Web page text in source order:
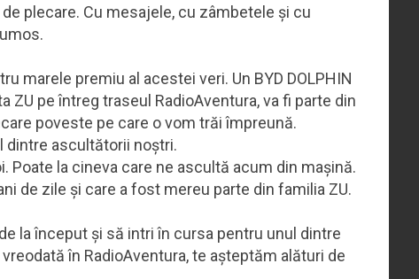
plecare. Cu mesajele, cu zâmbetele și cu
marele premiu al acestei veri. Un BYD DOLPHIN
ZU pe întreg traseul RadioAventura, va fi parte din
poveste pe care o vom trăi împreună.
dintre ascultătorii noștri.
Poate la cineva care ne ascultă acum din mașină.
de zile și care a fost mereu parte din familia ZU.
la început și să intri în cursa pentru unul dintre
în RadioAventura, te așteptăm alături de